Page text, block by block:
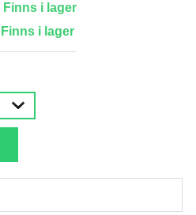
Finns i lager
Finns i lager